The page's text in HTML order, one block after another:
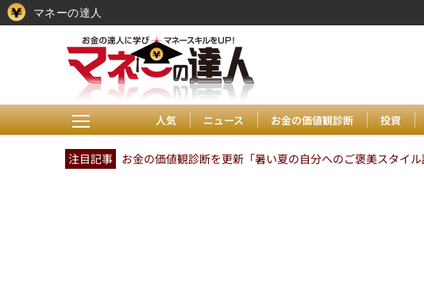
人気 ニュース お金の価値観診断 投資
注目記事 お金の価値観診断を更新「暑い夏の自分へのご褒美スタイ
マネーの達人